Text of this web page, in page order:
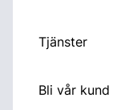
Tjänster
Bli vår kund